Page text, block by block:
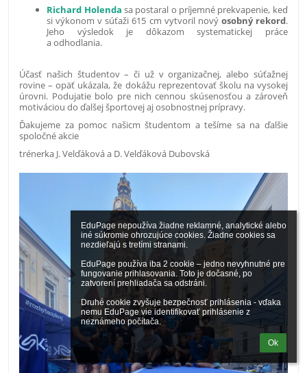
EduPage nepoužíva žiadne reklamné, analytické alebo
iné súkromie ohrozujúce cookies. Žiadne cookies sa
nezdieľajú s tretími stranami.
EduPage používa iba 2 cookie – jedno nevyhnutné pre
fungovanie prihlasovania. Toto je dočasné, po
zatvorení prehliadača sa odstráni.
Druhé cookie zvyšuje bezpečnosť prihlásenia - vďaka
nemu EduPage vie identifikovať prihlásenie z
neznámeho počítača.
Ok
Richard Holenda sa postaral o príjemné prekvapenie, keď
si výkonom v súťaži 615 cm vytvoril nový osobný rekord.
Jeho výsledok je dôkazom systematickej práce
a odhodlania.
Účasť našich študentov – či už v organizačnej, alebo súťažnej
rovine – opäť ukázala, že dokážu reprezentovať školu na vysokej
úrovni. Podujatie bolo pre nich cennou skúsenosťou a zároveň
motiváciou do ďalšej športovej aj osobnostnej prípravy.
Ďakujeme za pomoc našicm študentom a tešíme sa na ďalšie
spoločné akcie
trénerka J. Velďáková a D. Velďáková Dubovská